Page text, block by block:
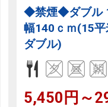
◆禁煙◆ダブル
幅140ｃｍ(15
ダブル)
5,450円～